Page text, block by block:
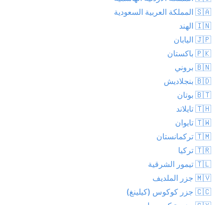
🇸🇦 المملكة العربية السعودية
🇮🇳 الهند
🇯🇵 اليابان
🇵🇰 باكستان
🇧🇳 بروني
🇧🇩 بنجلاديش
🇧🇹 بوتان
🇹🇭 تايلاند
🇹🇼 تايوان
🇹🇲 تركمانستان
🇹🇷 تركيا
🇹🇱 تيمور الشرقية
🇲🇻 جزر الملديف
🇨🇨 جزر كوكوس (كيلينغ)